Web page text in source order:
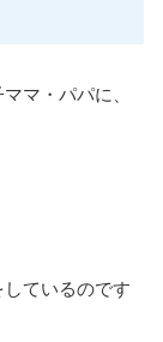
マ・パパに、
ているのです